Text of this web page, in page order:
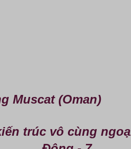
Muscat (Oman)